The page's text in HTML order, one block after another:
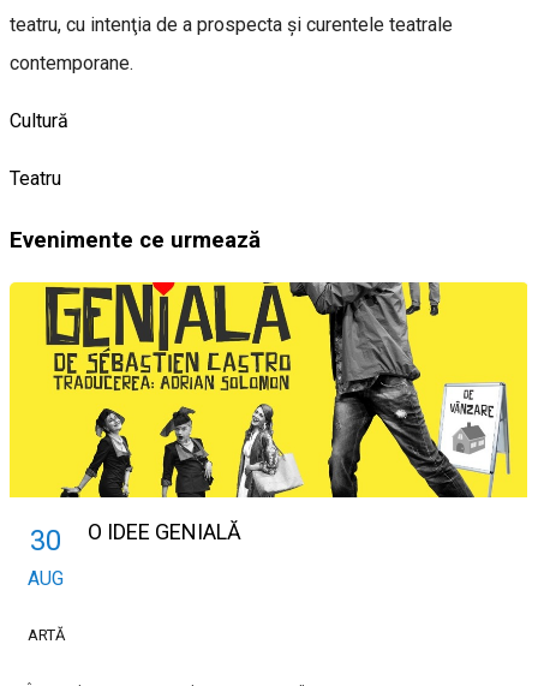
teatru, cu intenţia de a prospecta şi curentele teatrale
contemporane.
Cultură
Teatru
Evenimente ce urmează
30
AUG
O IDEE GENIALĂ
ARTĂ